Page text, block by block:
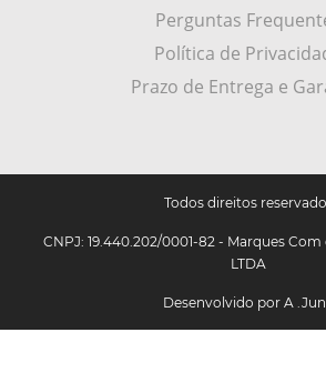
Perguntas
Política de
Prazo de Entrega e
Todos direitos
CNPJ: 19.440.202/0001-82 - Marques
LTDA
Desenvolvido por A